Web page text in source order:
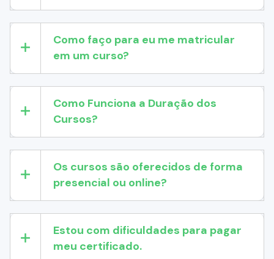
Como faço para eu me matricular
em um curso?
Como Funciona a Duração dos
Cursos?
Os cursos são oferecidos de forma
presencial ou online?
Estou com dificuldades para pagar
meu certificado.